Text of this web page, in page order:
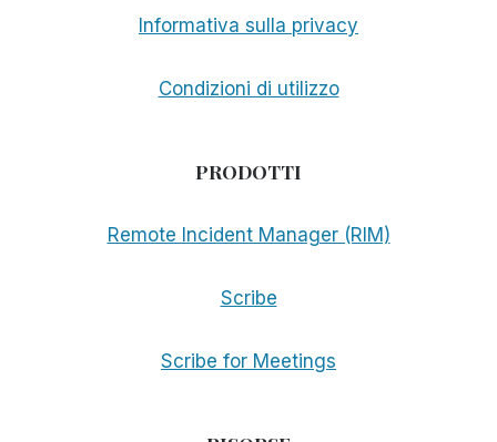
Informativa sulla privacy
Condizioni di utilizzo
PRODOTTI
Remote Incident Manager (RIM)
Scribe
Scribe for Meetings